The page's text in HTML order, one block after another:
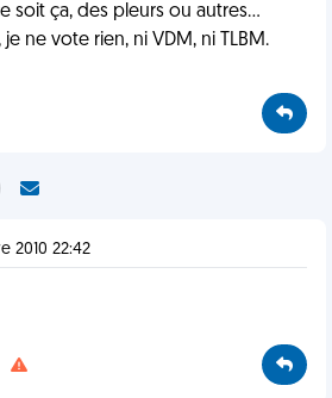
soit ça, des pleurs ou autres...
ne vote rien, ni VDM, ni TLBM.
2010 22:42